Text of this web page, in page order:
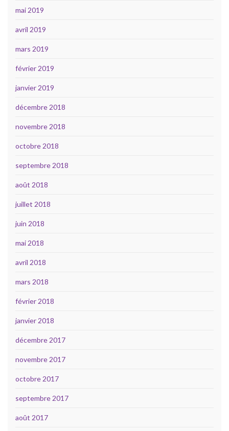
mai 2019
avril 2019
mars 2019
février 2019
janvier 2019
décembre 2018
novembre 2018
octobre 2018
septembre 2018
août 2018
juillet 2018
juin 2018
mai 2018
avril 2018
mars 2018
février 2018
janvier 2018
décembre 2017
novembre 2017
octobre 2017
septembre 2017
août 2017